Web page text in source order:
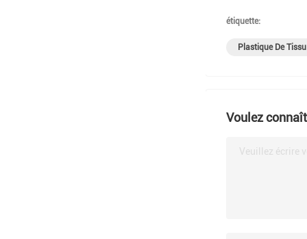
étiquette:
Plastique De
Voulez
Veuillez écrire